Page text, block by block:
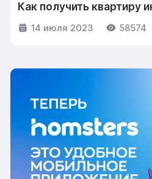
Как получить квартиру
14 июля 2023 58574